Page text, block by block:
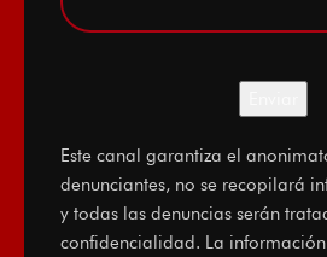
Este canal garantiza el
denunciantes, no se recopilará
y todas las denuncias serán
confidencialidad. La